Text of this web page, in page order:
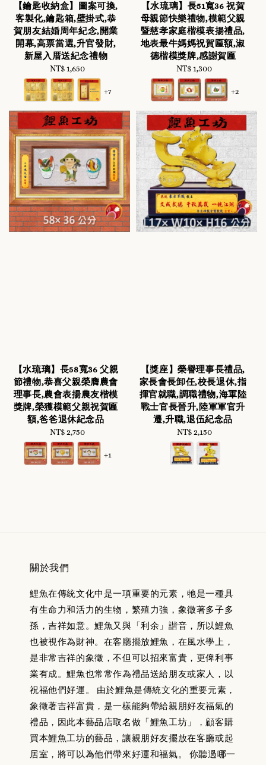
【鑰匙收納盒】圖案可換,
客製化,鑰匙箱,壁掛式,恭
賀朋友結婚周年紀念,開業
開幕,高票當選,升官發財,
新屋入厝送紀念禮物
Regular
price
NT$ 1,650
+7
【水琉璃】長51寬36 祝賀
母親節快樂禮物,模範父親
暨慈孝家庭楷模表揚禮品,
地表最牛媽媽祝賀匾額,淑
德楷模獎牌,感謝賀匾
Regular
price
NT$ 1,300
+2
【水琉璃】長58寬36 父親
節禮物,恭喜父親榮膺農會
理事長,農會表揚農友楷模
獎牌,榮獲模範父親祝賀匾
額,爸爸退休紀念品
Regular
price
NT$ 2,750
+1
【獎座】榮譽理事長禮品,
家長會長卸任,校長退休,指
揮官就職,調職禮物,海軍陸
戰士官長晉升,陸軍軍官升
遷,升職,退伍紀念品
Regular
price
NT$ 2,150
關於我們
鯉魚在傳統文化中是一項重要的元素，牠是一種具
有生命力和活力的生物，繁殖力強，象徵著多子多
孫，吉祥如意。鯉魚又與「利余」諧音，所以鯉魚
也被視作為財神。在客廳擺放鯉魚，在風水學上，
是非常吉祥的象徵，不但可以招來富貴，更俾利事
業有成。鯉魚也常常作為禮品送給朋友或家人，以
祝福他們好運。 由於鯉魚是傳統文化的重要元素，
象徵著吉祥富貴，是一樣能夠帶給親朋好友福氣的
禮品，因此本藝品店取名做「鯉魚工坊」，顧客購
買本鯉魚工坊的藝品，讓親朋好友擺放在客廳或起
居室，將可以為他們帶來好運和福氣。 你聽過哪一